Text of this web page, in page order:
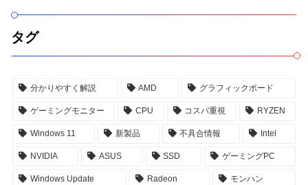
タグ
分かりやすく解説 AMD グラフィックボード
ゲーミングモニター CPU コスパ重視 RYZEN
Windows 11 新製品 不具合情報 Intel
NVIDIA ASUS SSD ゲーミングPC
Windows Update Radeon モンハン